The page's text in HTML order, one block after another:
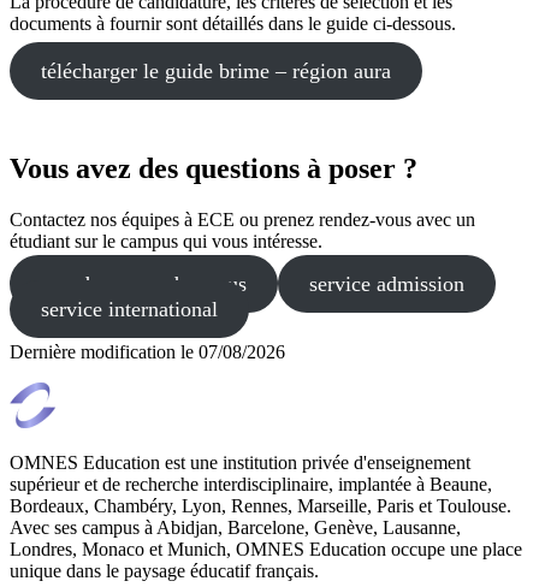
documents à fournir sont détaillés dans le guide ci-dessous.
télécharger le guide brime – région aura
Vous avez des questions à poser ?
Contactez nos équipes à ECE ou prenez rendez-vous avec un
étudiant sur le campus qui vous intéresse.
prendre un rendez-vous
service admission
service international
Dernière modification le 07/08/2026
OMNES Education est une institution privée d'enseignement
supérieur et de recherche interdisciplinaire, implantée à Beaune,
Bordeaux, Chambéry, Lyon, Rennes, Marseille, Paris et Toulouse.
Avec ses campus à Abidjan, Barcelone, Genève, Lausanne,
Londres, Monaco et Munich, OMNES Education occupe une place
unique dans le paysage éducatif français.